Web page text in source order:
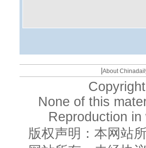
|About
None of this
Reproduction
版权声明：本网站